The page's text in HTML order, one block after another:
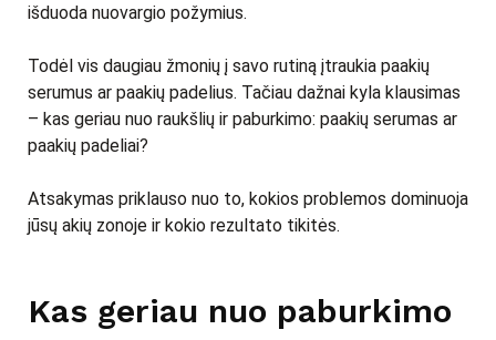
išduoda nuovargio požymius.
Todėl vis daugiau žmonių į savo rutiną įtraukia paakių
serumus ar paakių padelius. Tačiau dažnai kyla klausimas
– kas geriau nuo raukšlių ir paburkimo: paakių serumas ar
paakių padeliai?
Atsakymas priklauso nuo to, kokios problemos dominuoja
jūsų akių zonoje ir kokio rezultato tikitės.
Kas geriau nuo paburkimo